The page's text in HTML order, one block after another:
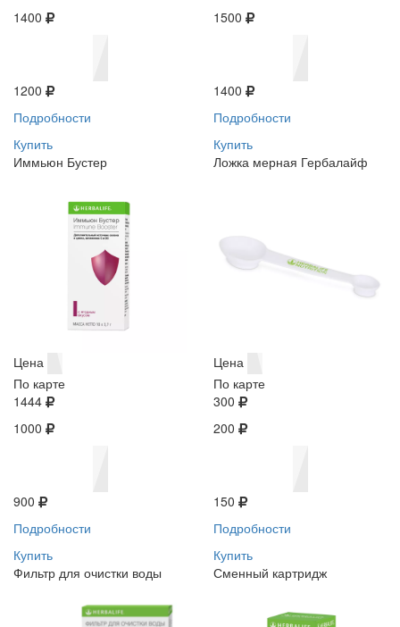
1400
1200
Подробности
Купить
1500
1400
Подробности
Купить
Иммьюн Бустер
Цена
По карте
1444
1000
900
Подробности
Купить
Ложка мерная Гербалайф
Цена
По карте
300
200
150
Подробности
Купить
Фильтр для очистки воды
Сменный картридж